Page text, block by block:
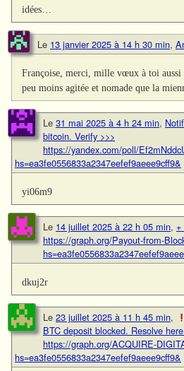
idées…
Le 13 janvier 2025 à 14 h 30 min,
Françoise, merci, mille vœux à toi aussi
peu moins agitée et nomade que la
Le 31 mai 2025 à 4 h 24 min,
bitcoin. Verify >>>
https://yandex.com/poll/
hs=ea3fe0556833a2347eefef9aeee9cff9&
yi06m9
Le 14 juillet 2025 à 22 h 05 min, +
https://graph.org/Payout-from-
dkuj2r
Le 23 juillet 2025 à 11 h 45 min,
BTC deposit blocked. Resolve
https://graph.org/ACQUIRE-
hs=ea3fe0556833a2347eefef9aeee9cff9&